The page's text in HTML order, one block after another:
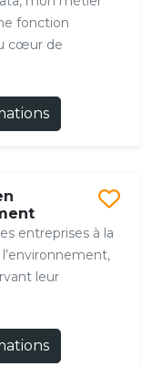
fonction
cœur de
entreprises à la
leur